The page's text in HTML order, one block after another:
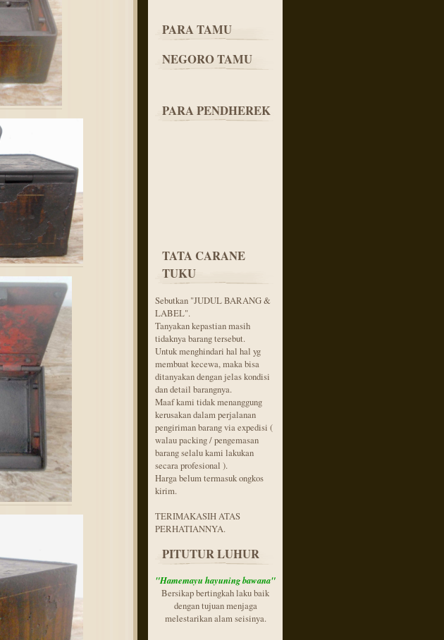
PARA TAMU
NEGORO TAMU
PARA PENDHEREK
TATA CARANE
TUKU
Sebutkan "JUDUL BARANG &
LABEL".
Tanyakan kepastian masih
tidaknya barang tersebut.
Untuk menghindari hal hal yg
membuat kecewa, maka bisa
ditanyakan dengan jelas kondisi
dan detail barangnya.
Maaf kami tidak menanggung
kerusakan dalam perjalanan
pengiriman barang via expedisi (
walau packing / pengemasan
barang selalu kami lakukan
secara profesional ).
Harga belum termasuk ongkos
kirim.
TERIMAKASIH ATAS
PERHATIANNYA.
PITUTUR LUHUR
"Hamemayu hayuning bawana"
Bersikap bertingkah laku baik
dengan tujuan menjaga
melestarikan alam seisinya.